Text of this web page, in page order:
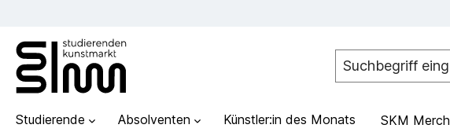
Studierende Absolventen Künstler:in des Monats SKM Merch